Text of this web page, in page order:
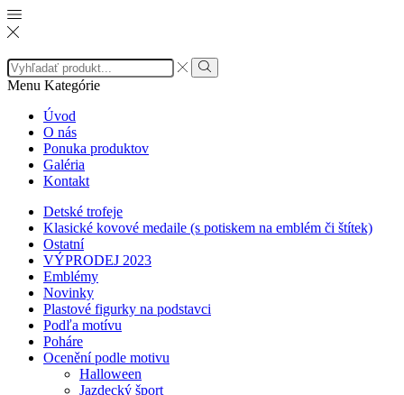
Search
input
Search
Menu Kategórie
Úvod
O nás
Ponuka produktov
Galéria
Kontakt
Detské trofeje
Klasické kovové medaile (s potiskem na emblém či štítek)
Ostatní
VÝPRODEJ 2023
Emblémy
Novinky
Plastové figurky na podstavci
Podľa motívu
Poháre
Ocenění podle motivu
Halloween
Jazdecký šport